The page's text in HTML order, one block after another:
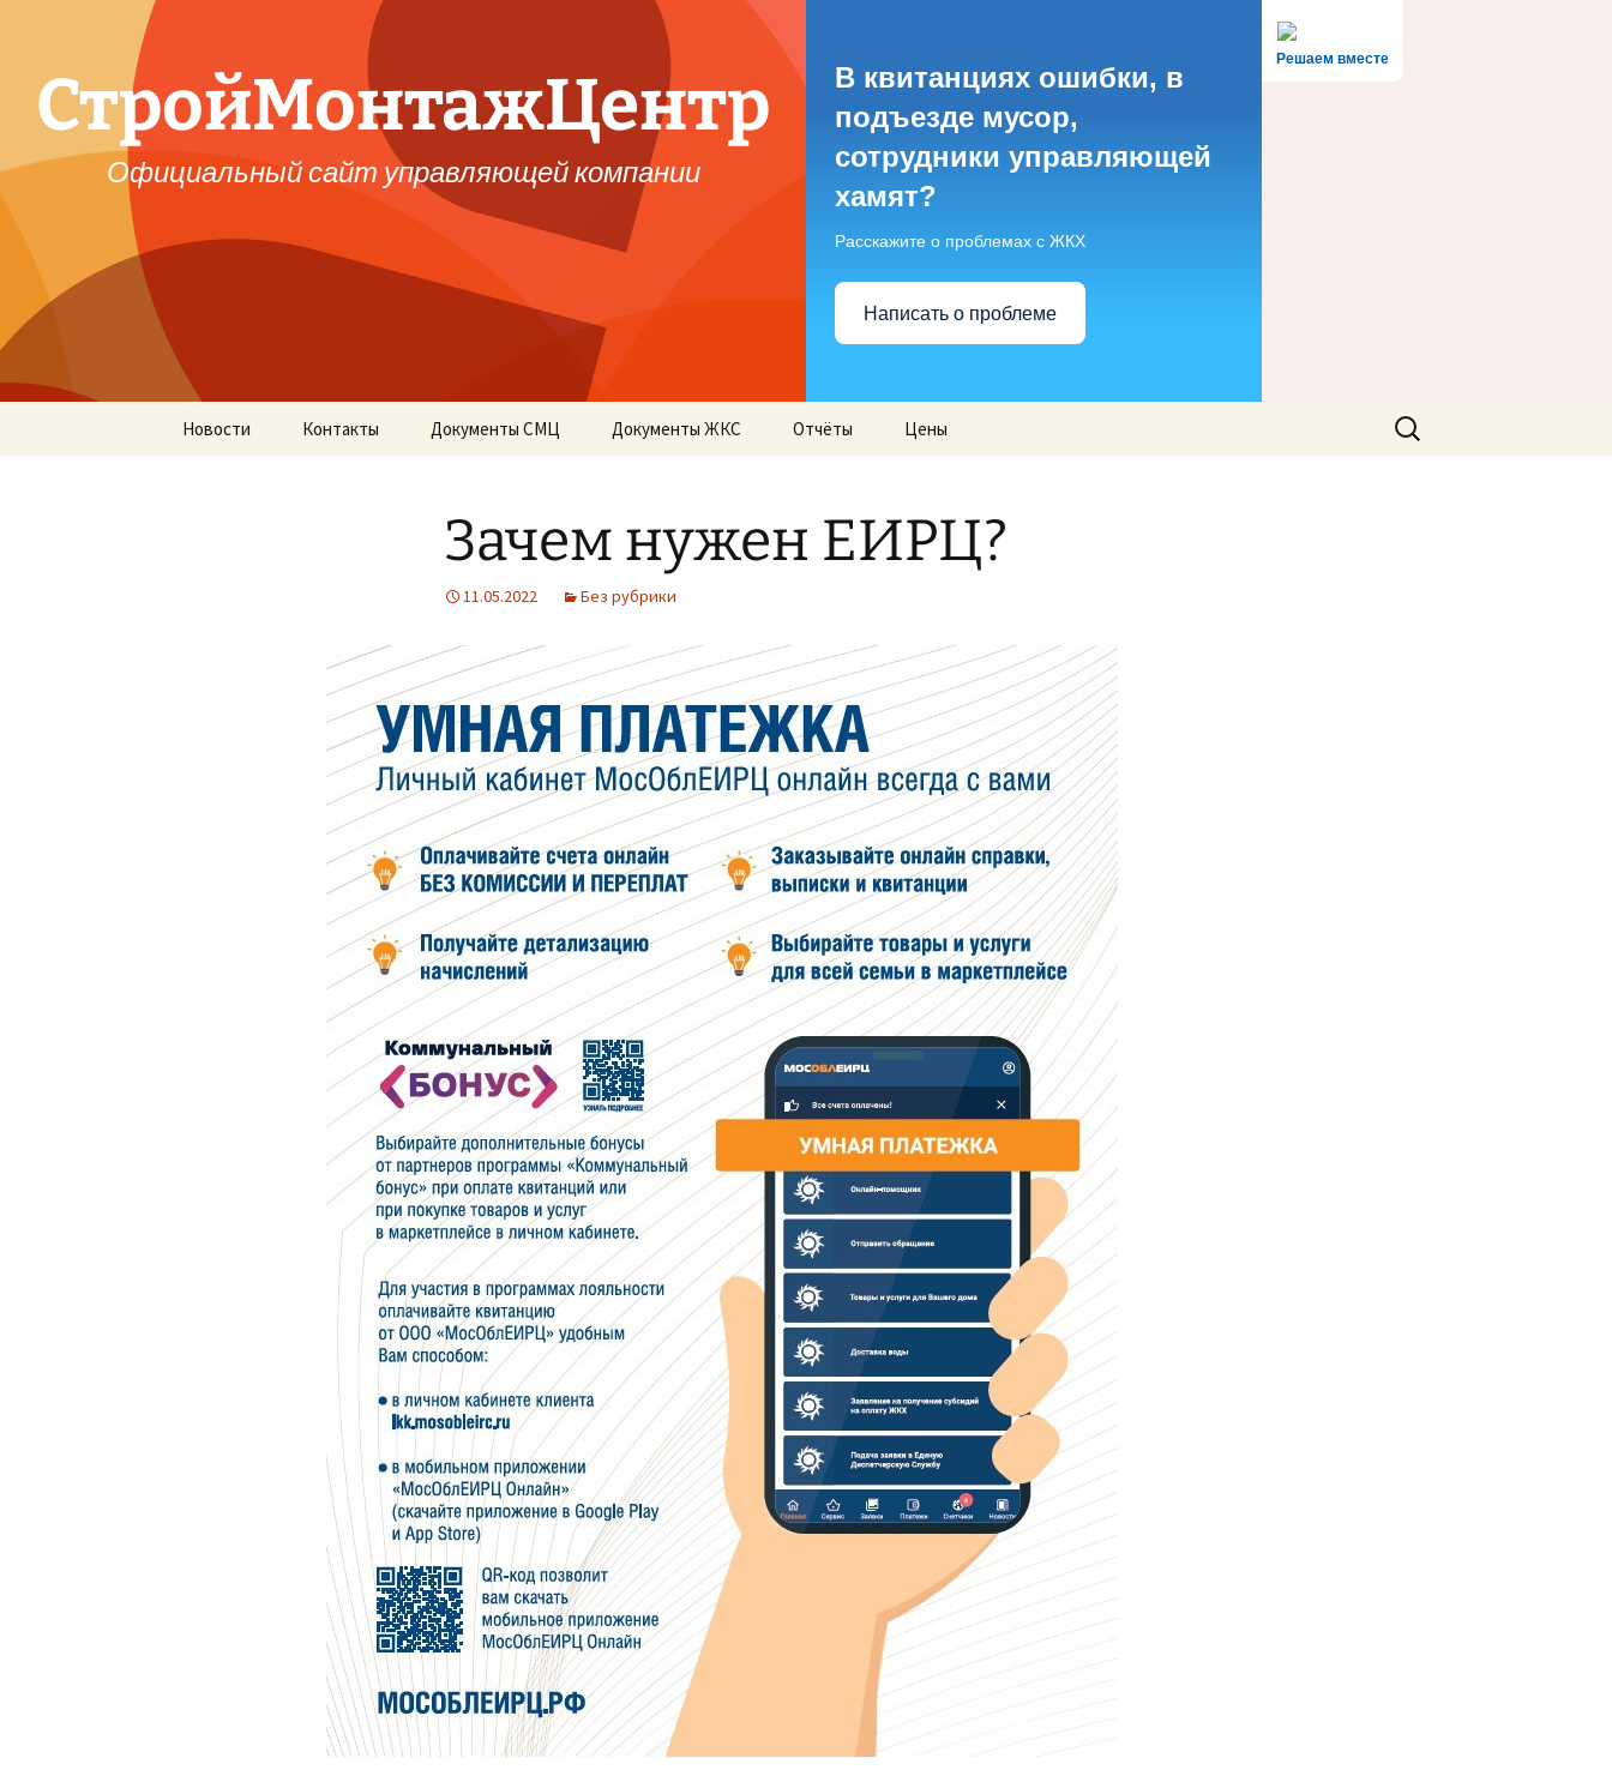
СтройМонтажЦентр
Официальный сайт управляющей компании
Решаем вместе
В квитанциях ошибки, в
подъезде мусор,
сотрудники управляющей
хамят?
Расскажите о проблемах с ЖКХ
Написать о проблеме
Новости Контакты Документы СМЦ Документы ЖКС Отчёты Цены
Найти:
Зачем нужен ЕИРЦ?
11.05.2022 Без рубрики